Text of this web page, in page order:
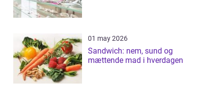
01 may 2026
Sandwich: nem, sund og
mættende mad i hverdagen